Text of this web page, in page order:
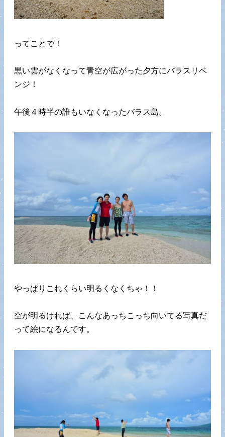
ってことで！
黒い雲がなくなって青空が広がった夕方にバラスリベ
ンジ！
午後４時半の誰もいなくなったバラス島。
やっぱりこれくらい明るくなくちゃ！！
空が明るければ、こんなあっちこっち向いてる写真だ
って絵になるんです。